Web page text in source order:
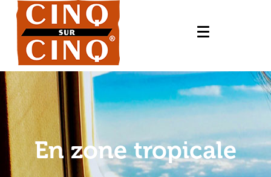
En zone tropicale